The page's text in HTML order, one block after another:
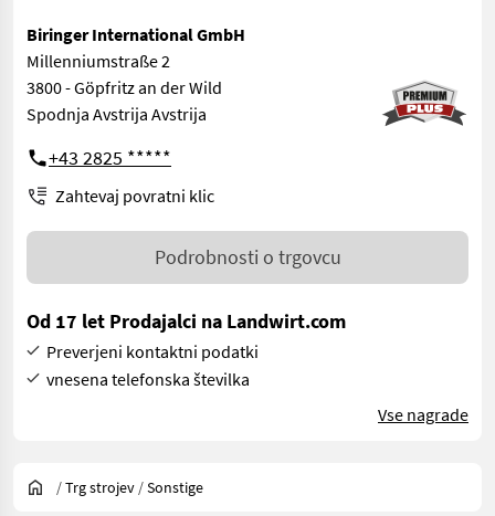
Biringer International GmbH
Millenniumstraße 2
3800 - Göpfritz an der Wild
Spodnja Avstrija Avstrija
+43 2825 *****
Zahtevaj povratni klic
Podrobnosti o trgovcu
Od 17 let Prodajalci na Landwirt.com
Preverjeni kontaktni podatki
vnesena telefonska številka
Vse nagrade
/Trg strojev /Sonstige